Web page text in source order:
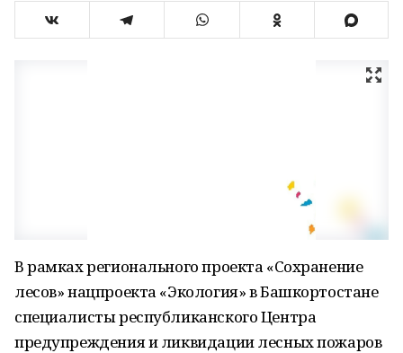
В рамках регионального проекта «Сохранение
лесов» нацпроекта «Экология» в Башкортостане
специалисты республиканского Центра
предупреждения и ликвидации лесных пожаров